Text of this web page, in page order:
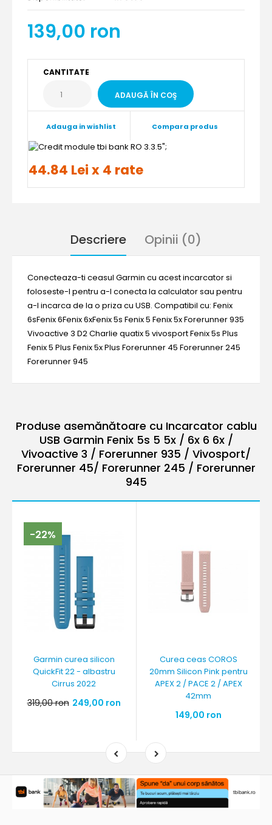
139,00 ron
CANTITATE
Adauga in wishlist Compara produs
";
44.84 Lei x 4 rate
Descriere Opinii (0)
Conecteaza-ti ceasul Garmin cu acest incarcator si
foloseste-l pentru a-l conecta la calculator sau pentru
a-l incarca de la o priza cu USB. Compatibil cu: Fenix
6sFenix 6Fenix 6xFenix 5s Fenix 5 Fenix 5x Forerunner 935
Vivoactive 3 D2 Charlie quatix 5 vivosport Fenix 5s Plus
Fenix 5 Plus Fenix 5x Plus Forerunner 45 Forerunner 245
Forerunner 945
Produse asemănătoare cu Incarcator cablu
USB Garmin Fenix 5s 5 5x / 6x 6 6x /
Vivoactive 3 / Forerunner 935 / Vivosport/
Forerunner 45/ Forerunner 245 / Forerunner
945
-22%
Garmin curea silicon
QuickFit 22 - albastru
Cirrus 2022
319,00 ron 249,00 ron
Curea ceas COROS
20mm Silicon Pink pentru
APEX 2 / PACE 2 / APEX
42mm
149,00 ron